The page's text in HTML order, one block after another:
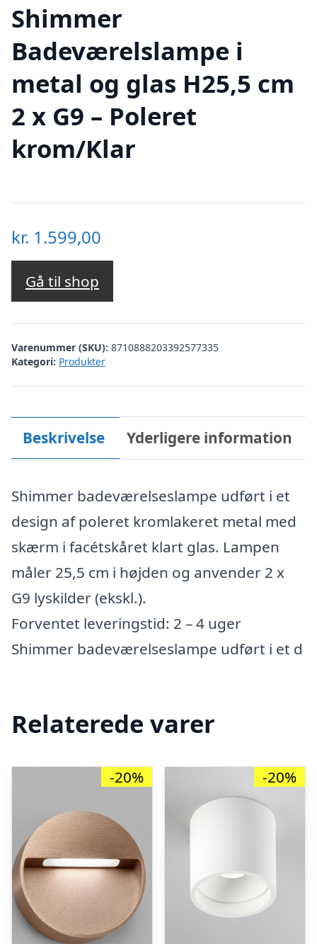
Shimmer
Badeværelslampe i
metal og glas H25,5 cm
2 x G9 – Poleret
krom/Klar
kr. 1.599,00
Gå til shop
Varenummer (SKU): 8710888203392577335
Kategori: Produkter
Beskrivelse Yderligere information
Shimmer badeværelseslampe udført i et
design af poleret kromlakeret metal med
skærm i facétskåret klart glas. Lampen
måler 25,5 cm i højden og anvender 2 x
G9 lyskilder (ekskl.).
Forventet leveringstid: 2 – 4 uger
Shimmer badeværelseslampe udført i et d
Relaterede varer
-20% -20%